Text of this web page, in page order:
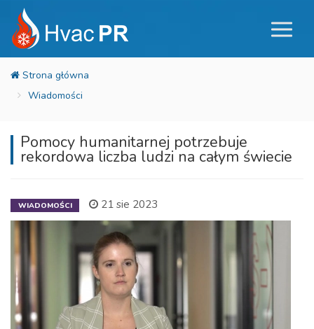
Wiadomości
Pomocy humanitarnej potrzebuje
rekordowa liczba ludzi na całym świecie
WIADOMOŚCI 21 sie 2023